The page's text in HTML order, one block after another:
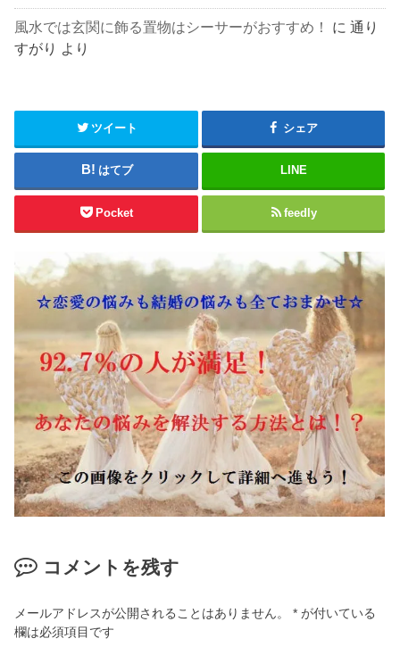
風水では玄関に飾る置物はシーサーがおすすめ！ に通り
すがり より
ツイート シェア
はてブ LINE
Pocket feedly
コメントを残す
メールアドレスが公開されることはありません。 * が付いている
欄は必須項目です